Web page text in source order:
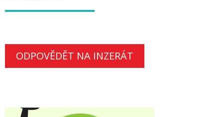
ODPOVĚDĚT NA INZERÁT